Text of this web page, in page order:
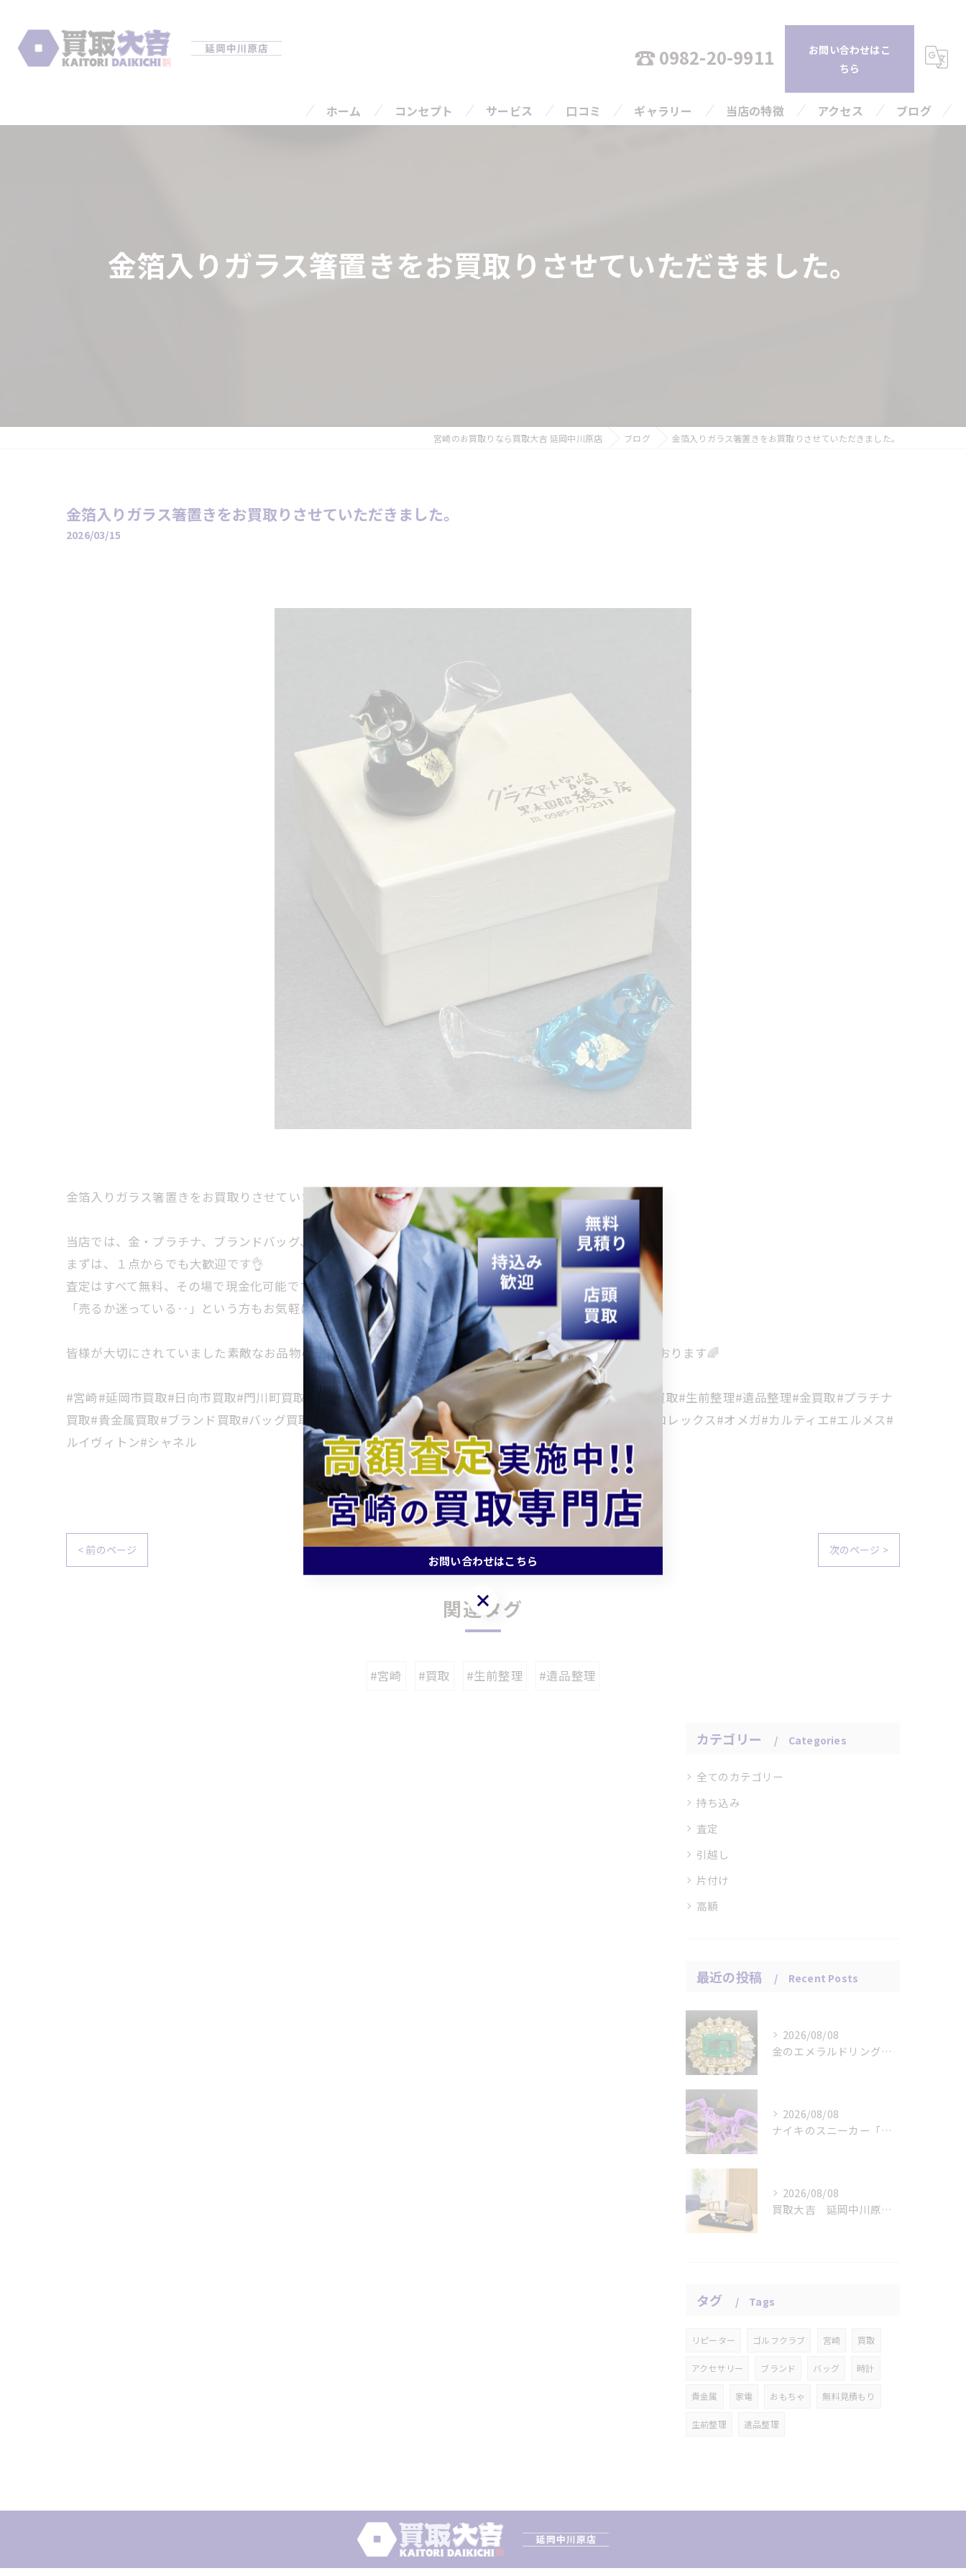
0982-20-9911
お問い合わせはこ
ちら
ホーム コンセプト サービス 口コミ ギャラリー 当店の特徴
片付け
アクセス ブログ
金箔入りガラス箸置きをお買取りさせていただきました。
宮崎のお買取りなら買取大吉 延岡中川原店 ブログ 金箔入りガラス箸置きをお買取りさせていただきました。
金箔入りガラス箸置きをお買取りさせていただきました。
2026/03/15
金箔入りガラス箸置きをお買取りさせていただきました。ありがとうございました😊
当店では、金・プラチナ、ブランドバッグ、時計などを強化買取中です💎👜⌚
まずは、１点からでも大歓迎です👌
査定はすべて無料、その場で現金化可能です💰✨
「売るか迷っている‥」という方もお気軽にどうぞ♬
皆様が大切にされていました素敵なお品物の高額査定を目指しています。皆様のご来店を心よりお待ちしております🌈
#宮崎#延岡市買取#日向市買取#門川町買取#買取#高価買取#買取専門店#買取店#無料査定#出張買取#現金買取#生前整理#遺品整理#金買取#プラチナ
買取#貴金属買取#ブランド買取#バッグ買取#時計買取#ジュエリー買取#アクセサリー買取#記念硬貨買取#ロレックス#オメガ#カルティエ#エルメス#
ルイヴィトン#シャネル
< 前のページ 一覧に戻る 次のページ >
関連タグ
#宮崎 #買取 #生前整理 #遺品整理
カテゴリー Categories
全てのカテゴリー
持ち込み
査定
引越し
片付け
高額
最近の投稿 Recent Posts
2026/08/08
金のエメラルドリングをお買取りさせていただきました。
2026/08/08
ナイキのスニーカー「エアジョーダン １ミッド パロミノ」をお...
2026/08/08
買取大吉 延岡中川原店の断りやすい査定
タグ Tags
リピーター ゴルフクラブ 宮崎 買取
アクセサリー ブランド バッグ 時計
貴金属 家電 おもちゃ 無料見積もり
生前整理 遺品整理
お問い合わせはこちら
お問い合わせはこちら